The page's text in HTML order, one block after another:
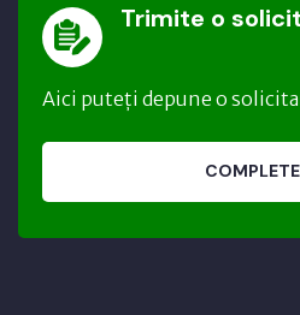
Trimite o
Aici puteți depune o